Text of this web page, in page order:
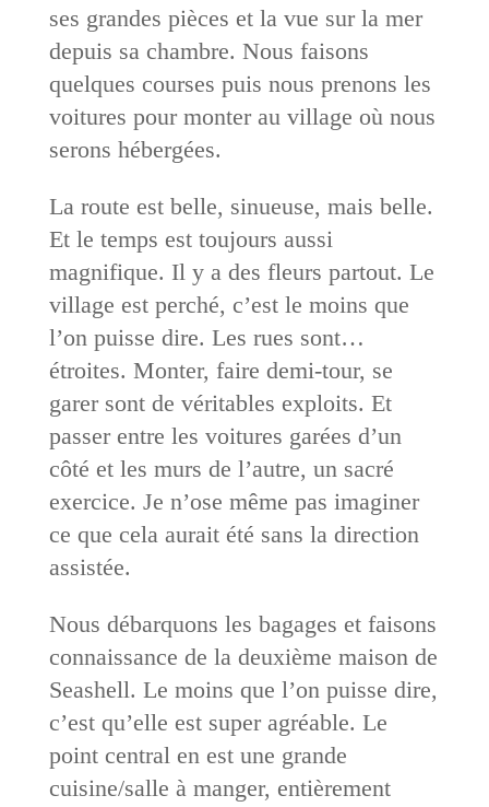
ses grandes pièces et la vue sur la mer
depuis sa chambre. Nous faisons
quelques courses puis nous prenons les
voitures pour monter au village où nous
serons hébergées.
La route est belle, sinueuse, mais belle.
Et le temps est toujours aussi
magnifique. Il y a des fleurs partout. Le
village est perché, c’est le moins que
l’on puisse dire. Les rues sont…
étroites. Monter, faire demi-tour, se
garer sont de véritables exploits. Et
passer entre les voitures garées d’un
côté et les murs de l’autre, un sacré
exercice. Je n’ose même pas imaginer
ce que cela aurait été sans la direction
assistée.
Nous débarquons les bagages et faisons
connaissance de la deuxième maison de
Seashell. Le moins que l’on puisse dire,
c’est qu’elle est super agréable. Le
point central en est une grande
cuisine/salle à manger, entièrement